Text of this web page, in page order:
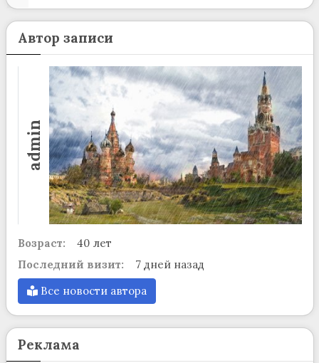
Автор записи
admin
Возраст:
40 лет
Последний визит:
7 дней назад
Все новости автора
Реклама